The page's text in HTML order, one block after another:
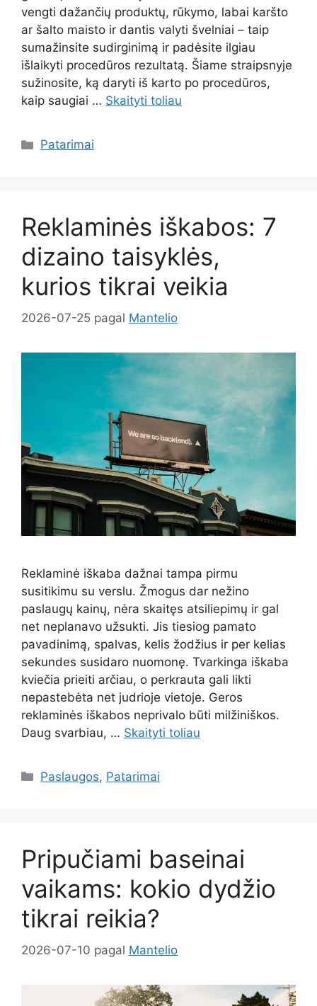
vengti dažančių produktų, rūkymo, labai karšto
ar šalto maisto ir dantis valyti švelniai – taip
sumažinsite sudirginimą ir padėsite ilgiau
išlaikyti procedūros rezultatą. Šiame straipsnyje
sužinosite, ką daryti iš karto po procedūros,
kaip saugiai … Skaityti toliau
Kategorijos
Patarimai
Reklaminės iškabos: 7
dizaino taisyklės,
kurios tikrai veikia
2026-07-25 pagal Mantelio
Reklaminė iškaba dažnai tampa pirmu
susitikimu su verslu. Žmogus dar nežino
paslaugų kainų, nėra skaitęs atsiliepimų ir gal
net neplanavo užsukti. Jis tiesiog pamato
pavadinimą, spalvas, kelis žodžius ir per kelias
sekundes susidaro nuomonę. Tvarkinga iškaba
kviečia prieiti arčiau, o perkrauta gali likti
nepastebėta net judrioje vietoje. Geros
reklaminės iškabos neprivalo būti milžiniškos.
Daug svarbiau, … Skaityti toliau
Kategorijos
Paslaugos, Patarimai
Pripučiami baseinai
vaikams: kokio dydžio
tikrai reikia?
2026-07-10 pagal Mantelio